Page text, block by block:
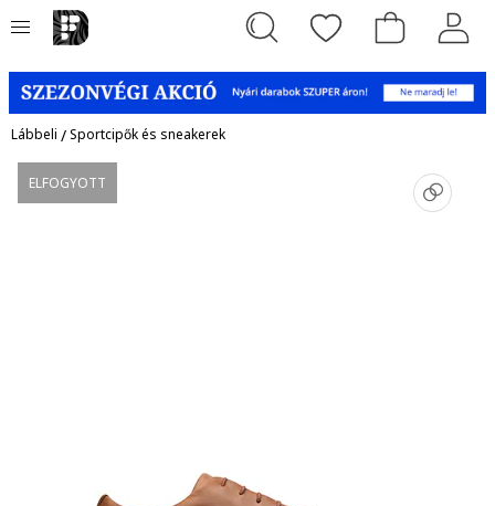
Lábbeli /Sportcipők és sneakerek
ELFOGYOTT